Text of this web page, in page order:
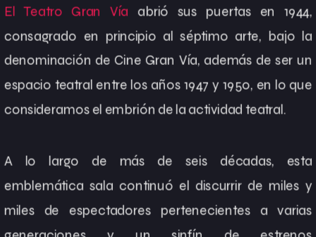
ElTeatro Gran Vía abrió sus puertas en 1944,
consagrado en principio al séptimo arte, bajo la
denominación de Cine Gran Vía, además de ser un
espacio teatral entre los años 1947 y 1950, en lo que
consideramos el embrión de la actividad teatral.
A lo largo de más de seis décadas, esta
emblemática sala continuó el discurrir de miles y
miles de espectadores pertenecientes a varias